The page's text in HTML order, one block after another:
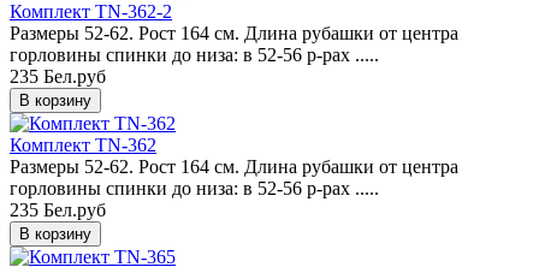
Комплект TN-362-2
Размеры 52-62. Рост 164 см. Длина рубашки от центра
горловины спинки до низа: в 52-56 р-рах .....
235 Бел.руб
Комплект TN-362
Размеры 52-62. Рост 164 см. Длина рубашки от центра
горловины спинки до низа: в 52-56 р-рах .....
235 Бел.руб